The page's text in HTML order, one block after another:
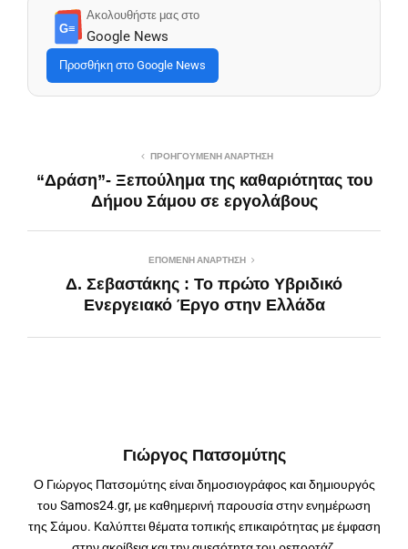
G≡
Ακολουθήστε μας στο
Google News
Προσθήκη στο Google News
ΠΡΟΗΓΟΎΜΕΝΗ ΑΝΆΡΤΗΣΗ
“Δράση”- Ξεπούλημα της καθαριότητας του
Δήμου Σάμου σε εργολάβους
ΕΠΌΜΕΝΗ ΑΝΆΡΤΗΣΗ
Δ. Σεβαστάκης : Το πρώτο Υβριδικό
Ενεργειακό Έργο στην Ελλάδα
Γιώργος Πατσομύτης
Ο Γιώργος Πατσομύτης είναι δημοσιογράφος και δημιουργός
του Samos24.gr, με καθημερινή παρουσία στην ενημέρωση
της Σάμου. Καλύπτει θέματα τοπικής επικαιρότητας με έμφαση